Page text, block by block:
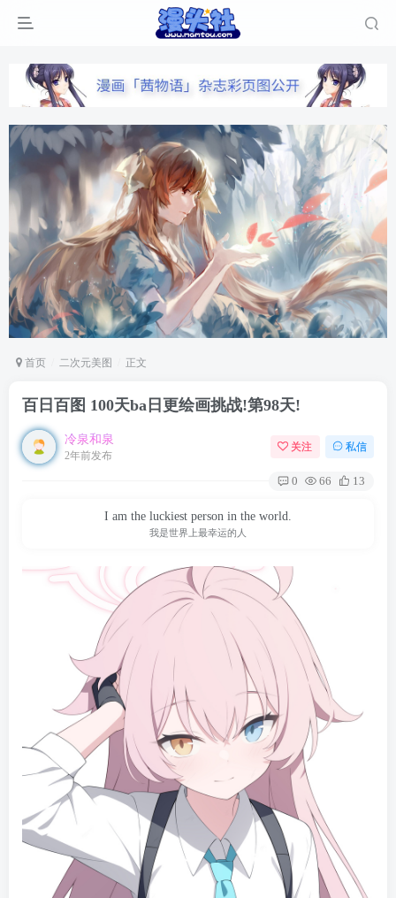
首页 二次元美图 正文
百日百图 100天ba日更绘画挑战!第98天!
冷泉和泉
2年前发布
关注 私信
0 66 13
I am the luckiest person in the world.
我是世界上最幸运的人